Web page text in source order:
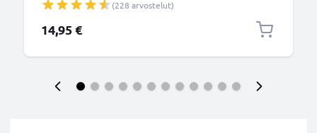
Samsung SLB-10A, SLB-11A tarvikelaturi
(228 arvostelut)
14,95 €